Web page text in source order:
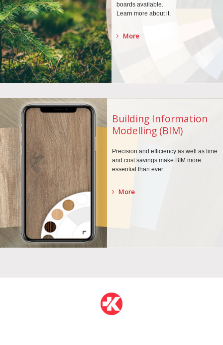
boards available.
Learn more about it.
More
Building Information
Modelling (BIM)
Precision and efficiency as well as time
and cost savings make BIM more
essential than ever.
More